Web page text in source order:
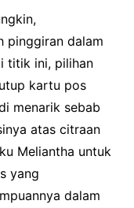
pinggiran dalam
titik ini, pilihan
kartu pos
menarik sebab
atas citraan
Meliantha untuk
yang
dalam